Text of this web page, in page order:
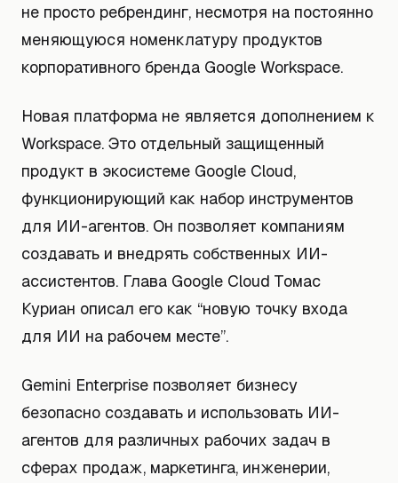
не просто ребрендинг, несмотря на постоянно
меняющуюся номенклатуру продуктов
корпоративного бренда Google Workspace.
Новая платформа не является дополнением к
Workspace. Это отдельный защищенный
продукт в экосистеме Google Cloud,
функционирующий как набор инструментов
для ИИ-агентов. Он позволяет компаниям
создавать и внедрять собственных ИИ-
ассистентов. Глава Google Cloud Томас
Куриан описал его как “новую точку входа
для ИИ на рабочем месте”.
Gemini Enterprise позволяет бизнесу
безопасно создавать и использовать ИИ-
агентов для различных рабочих задач в
сферах продаж, маркетинга, инженерии,